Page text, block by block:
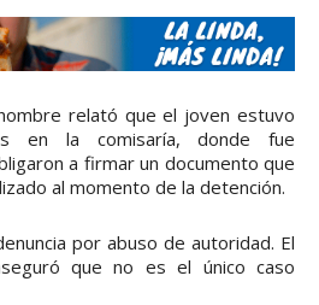
relató que el joven estuvo
en la comisaría, donde fue
a firmar un documento que
al momento de la detención.
por abuso de autoridad. El
que no es el único caso